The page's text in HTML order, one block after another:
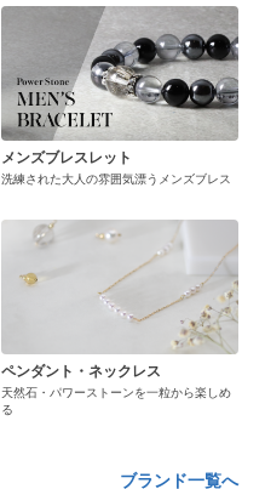
メンズブレスレット
洗練された大人の雰囲気漂うメンズブレス
ペンダント・ネックレス
天然石・パワーストーンを一粒から楽しめ
る
ブランド一覧へ